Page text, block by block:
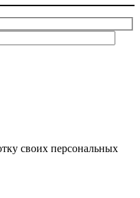
своих персональных